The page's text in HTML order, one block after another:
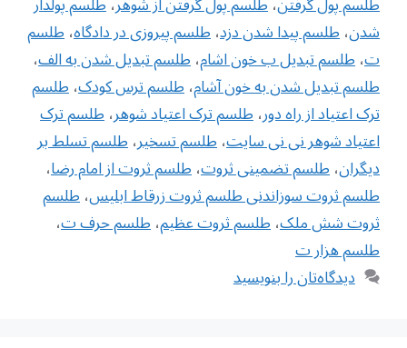
شدن،طلسم پیدا شدن دزد،طلسم پیروزی در دادگاه،طلسم
ت،طلسم تبدیل ب خون اشام،طلسم تبدیل شدن به الف،
طلسم تبدیل شدن به خون آشام،طلسم ترس کودک،طلسم
ترک اعتیاد از راه دور،طلسم ترک اعتیاد شوهر،طلسم ترک
اعتیاد شوهر نی نی سایت،طلسم تسخیر،طلسم تسلط بر
دیگران،طلسم تضمینی ثروت،طلسم ثروت از امام رضا،
طلسم ثروت سوزاندنی طلسم ثروت زرقاط ابلیس،طلسم
ثروت شش ملک،طلسم ثروت عظیم،طلسم حرف ت،
طلسم هزار ت
دیدگاه‌تان را بنویسید